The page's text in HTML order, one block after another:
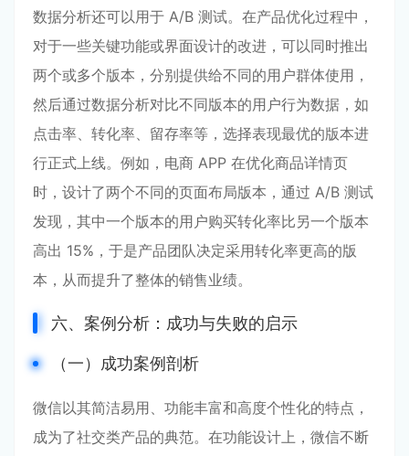
数据分析还可以用于 A/B 测试。在产品优化过程中，
对于一些关键功能或界面设计的改进，可以同时推出
两个或多个版本，分别提供给不同的用户群体使用，
然后通过数据分析对比不同版本的用户行为数据，如
点击率、转化率、留存率等，选择表现最优的版本进
行正式上线。例如，电商 APP 在优化商品详情页
时，设计了两个不同的页面布局版本，通过 A/B 测试
发现，其中一个版本的用户购买转化率比另一个版本
高出 15%，于是产品团队决定采用转化率更高的版
本，从而提升了整体的销售业绩。
六、案例分析：成功与失败的启示
（一）成功案例剖析
微信以其简洁易用、功能丰富和高度个性化的特点，
成为了社交类产品的典范。在功能设计上，微信不断